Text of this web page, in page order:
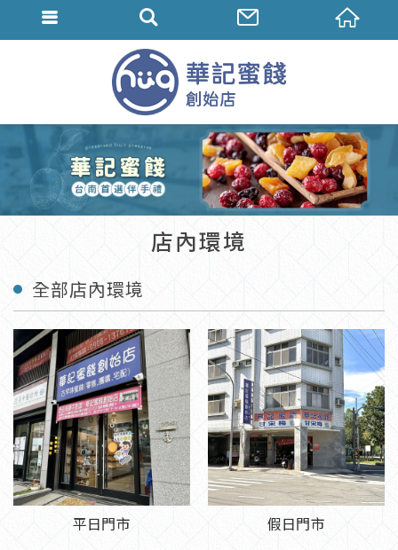
店內環境
全部店內環境
平日門市 假日門市